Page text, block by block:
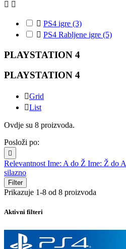
 
 PS4 igre (3)
 PS4 Rabljene igre (5)
PLAYSTATION 4
PLAYSTATION 4
Grid
List
Ovdje su 8 proizvoda.
Posloži po:

Relevantnost Ime: A do Ž Ime: Ž do A
silazno
Filter
Prikazuje 1-8 od 8 proizvoda
Aktivni filteri